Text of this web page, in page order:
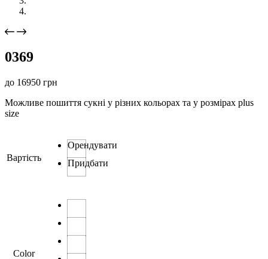
0369
до 16950 грн
Можливе пошиття сукні у різних кольорах та у розмірах plus
size
Вартість
Орендувати
Придбати
Color